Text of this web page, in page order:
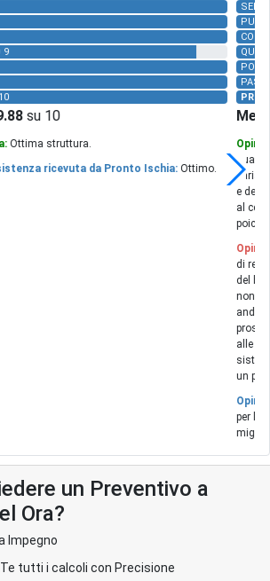
9
su 10
Ottima struttura.
ricevuta da Pronto Ischia: Ottimo.
e del
al
di
del
non
alle
un pò
per la
un Preventivo a
Ora?
Impegno
Te tutti i calcoli con Precisione